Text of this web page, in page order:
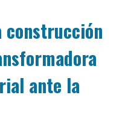
la claridad y la
dirección web:
ante la